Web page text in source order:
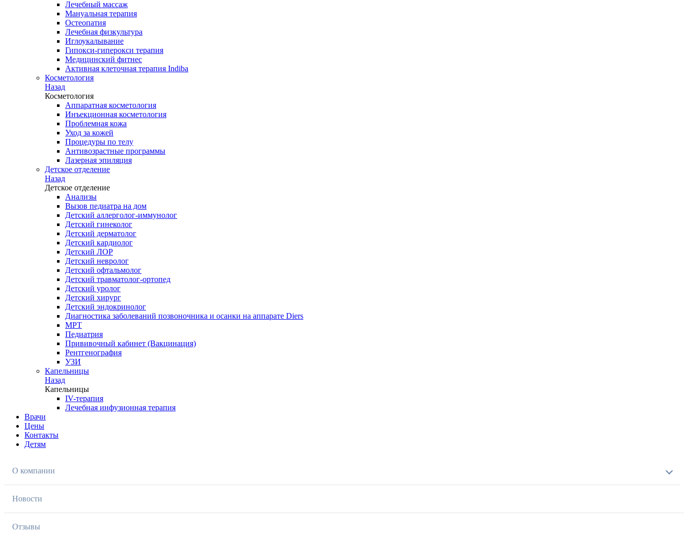
Лечебный массаж
Мануальная терапия
Остеопатия
Лечебная физкультура
Иглоукалывание
Гипокси-гиперокси терапия
Медицинский фитнес
Активная клеточная терапия Indiba
Косметология
Назад
Косметология
Аппаратная косметология
Инъекционная косметология
Проблемная кожа
Уход за кожей
Процедуры по телу
Антивозрастные программы
Лазерная эпиляция
Детское отделение
Назад
Детское отделение
Анализы
Вызов педиатра на дом
Детский аллерголог-иммунолог
Детский гинеколог
Детский дерматолог
Детский кардиолог
Детский ЛОР
Детский невролог
Детский офтальмолог
Детский травматолог-ортопед
Детский уролог
Детский хирург
Детский эндокринолог
Диагностика заболеваний позвоночника и осанки на аппарате Diers
МРТ
Педиатрия
Прививочный кабинет (Вакцинация)
Рентгенография
УЗИ
Капельницы
Назад
Капельницы
IV-терапия
Лечебная инфузионная терапия
Врачи
Цены
Контакты
Детям
О компании
Новости
Отзывы